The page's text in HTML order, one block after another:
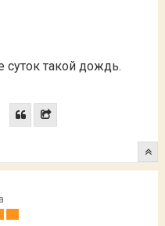
такой дождь.